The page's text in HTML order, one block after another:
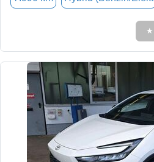
★